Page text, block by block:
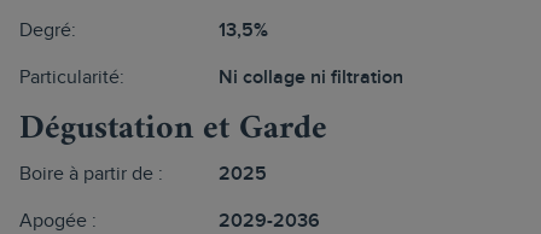
Degré: 13,5%
Particularité: Ni collage ni filtration
Dégustation et Garde
Boire à partir de : 2025
Apogée : 2029-2036